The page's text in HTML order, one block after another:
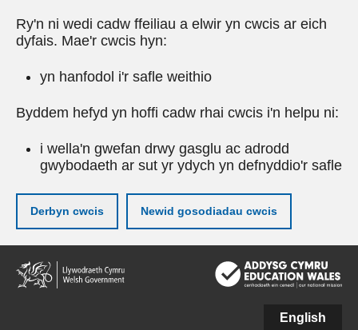
Ry'n ni wedi cadw ffeiliau a elwir yn cwcis ar eich
dyfais. Mae'r cwcis hyn:
yn hanfodol i'r safle weithio
Byddem hefyd yn hoffi cadw rhai cwcis i'n helpu ni:
i wella'n gwefan drwy gasglu ac adrodd
gwybodaeth ar sut yr ydych yn defnyddio'r safle
Derbyn cwcis Newid gosodiadau cwcis
Neidio
i'r
prif
English